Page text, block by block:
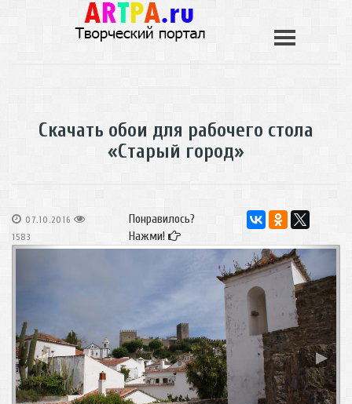
Скачать обои для рабочего стола
«Старый город»
07.10.2016
1583
Понравилось?
Нажми!
◀ ▶